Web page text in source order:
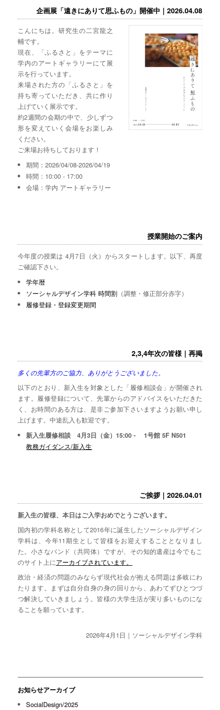
企画展「遠きにありて思ふもの」開催中｜2026.04.08
こんにちは。研究生の二宮龍之
輔です。
現在、「ふるさと」をテーマに
学内のアートギャラリーにて展
示を行っています。
来場された方の「ふるさと」を
持ち寄っていただき、共に作り
上げていく展示です。
約2週間の会期の中で、少しずつ
形を変えていく会場をお楽しみ
ください。
ご来場お待ちしております！
期間：2026/04/08-2026/04/19
時間：10:00 - 17:00
会場：学内 アートギャラリー
授業開始のご案内
今年度の授業は 4月7日（火）からスタートします。以下、再度
ご確認下さい。
学年暦
ソーシャルデザイン学科 時間割 （調整・修正部分赤字）
履修登録・登録変更期間
2,3,4年次の皆様｜再掲
多くの先輩方のご協力、ありがとうございました。
以下のとおり、新入生を対象とした「履修相談会」が開催され
ます。履修登録について、先輩からのアドバイスをいただきた
く、お時間のある方は、是非ご参加下さいますようお願い申し
上げます。中途乱入も歓迎です。
新入生履修相談 4月3日（金）15:00 - 1号館 5F N501
教務ガイダンス/新入生
ご挨拶｜2026.04.01
新入生の皆様、本日はご入学おめでとうございます。
国内初の学科名称として2016年に誕生したソーシャルデザイン
学科は、今年11期生として皆様をお迎えすることとなりまし
た。小さなバンド（共同体）ですが、その知的遺産は今でもこ
のサイト上にアーカイブされています。
政治・経済の問題のみならず現代社会が抱える問題は多岐にわ
たります。まずは自分自身の身の回りから、あわてずひとつづ
つ解決していきましょう。皆様の大学生活が実り多いものにな
ることを願っています。
2026年4月1日｜ソーシャルデザイン学科
お知らせアーカイブ
SocialDesign/2025